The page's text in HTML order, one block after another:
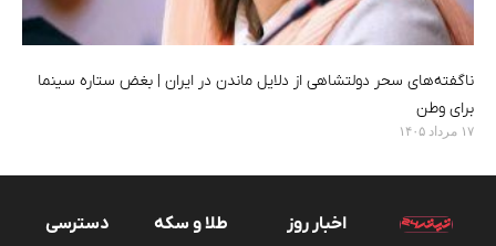
ناگفته‌های سحر دولتشاهی از دلایل ماندن در ایران | بغض ستاره سینما
برای وطن
۱۷ مرداد ۱۴۰۵
اخبار روز طلا و سکه
دسترسی